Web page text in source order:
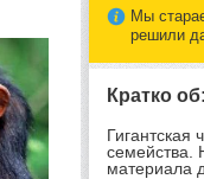
Мы
решили
Кратко
Гигантская
семейства.
материала